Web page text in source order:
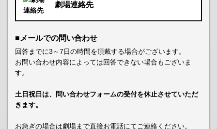
劇場連絡先
■メールでの問い合わせ
回答までに3～7日の時間を頂戴する場合がございます。
お問い合わせ内容によっては回答できない場合もございま
す。
土日祝日は、問い合わせフォームの受付を休止させていただ
きます。
お急ぎの場合は劇場まで直接お電話にてご連絡ください。